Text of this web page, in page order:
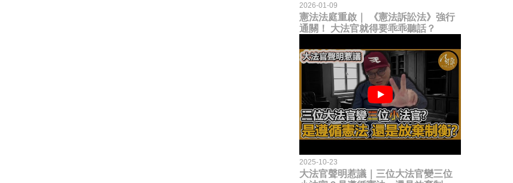
2026-01-09
憲法法庭重啟｜ 《憲法訴訟法》強行
通關！ 大法官就得要乖乖聽話？
2025-10-23
大法官聲明惹議｜三位大法官變三位